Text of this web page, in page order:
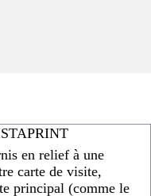
en relief à une
carte de visite,
principal (comme le